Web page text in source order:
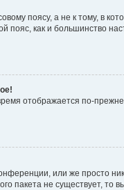
поясу, а не к тому, в
пояс, как и большинство
отображается по-
или же просто
пакета не существует,